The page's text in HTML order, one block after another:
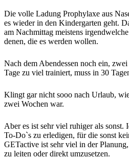
Die volle Ladung Prophylaxe aus
es wieder in den Kindergarten geht.
am Nachmittag meistens
denen, die es werden wollen.
Nach dem Abendessen noch ein,
Tage zu viel trainiert, muss in 30
Klingt gar nicht sooo nach Urlaub,
zwei Wochen war.
Aber es ist sehr viel ruhiger als sonst.
To-Do`s zu erledigen, für die sonst
GETactive ist sehr viel in der
zu leiten oder direkt umzusetzen.